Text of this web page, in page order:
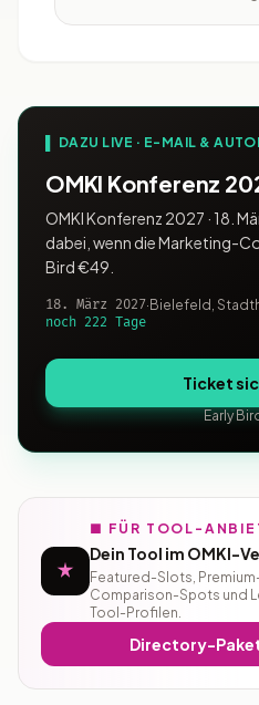
Foto-Service.
▌ DAZU LIVE · E-MAIL &
OMKI Konferenz
OMKI Konferenz 2027 · 18.
dabei, wenn die Marketing-
Bird €49.
18. März 2027· Bielefeld,
noch 222 Tage
Ticket
Early
■ FÜR TOOL-
Dein Tool im OMKI-
Featured-Slots,
Comparison-Spots und
Tool-Profilen.
Directory-